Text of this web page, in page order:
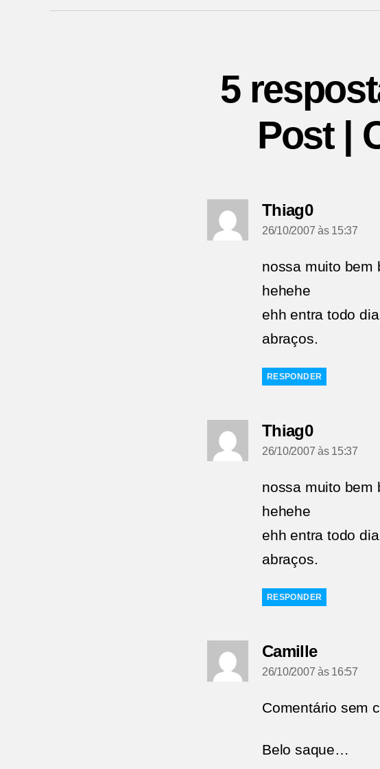
5
Post |
Thiag0diz:
26/10/2007 às 15:37
nossa muito bem
hehehe
ehh entra todo
abraços.
RESPONDER
Thiag0diz:
26/10/2007 às 15:37
nossa muito bem
hehehe
ehh entra todo
abraços.
RESPONDER
Camillediz:
26/10/2007 às 16:57
Comentário sem
Belo saque…